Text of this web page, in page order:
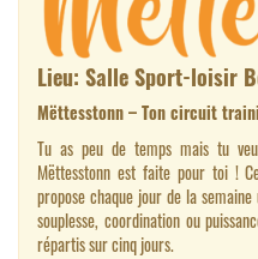
Lieu: Salle Sport-loisir
Mëttesstonn – Ton circuit
Tu as peu de temps mais tu
Mëttesstonn est faite pour toi !
propose chaque jour de la
souplesse, coordination ou
répartis sur cinq jours.